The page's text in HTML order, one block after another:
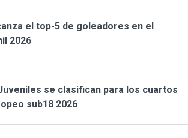
el top-5 de goleadores en el
2026
se clasifican para los cuartos
sub18 2026